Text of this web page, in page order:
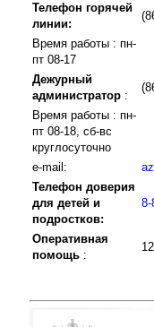
Телефон горячей
линии:
Время работы : пн-
пт 08-17
Дежурный
администратор :
Время работы : пн-
пт 08-18, сб-вс
круглосуточно
e-mail:
Телефон доверия
для детей и
подростков:
8-
Оперативная
помощь :